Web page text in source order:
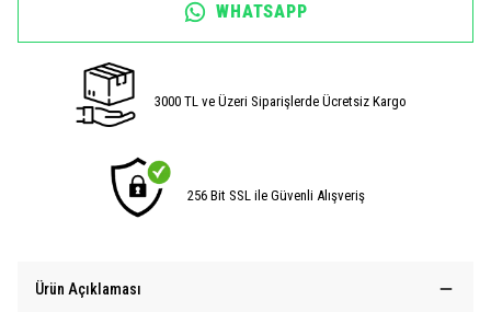
WHATSAPP
3000 TL ve Üzeri Siparişlerde Ücretsiz Kargo
256 Bit SSL ile Güvenli Alışveriş
Ürün Açıklaması